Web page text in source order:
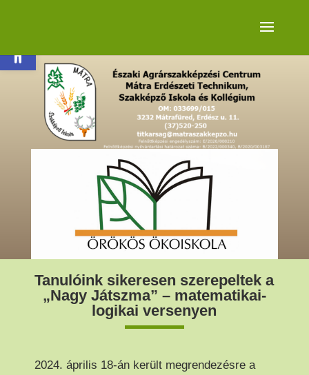
Tanulóink sikeresen szerepeltek a
„Nagy Játszma” – matematikai-
logikai versenyen
2024. április 18-án került megrendezésre a